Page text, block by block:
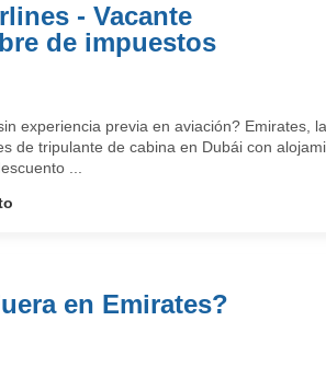
- Vacante
de impuestos
experiencia previa en aviación? Emirates,
de tripulante de cabina en Dubái con
...
en Emirates?